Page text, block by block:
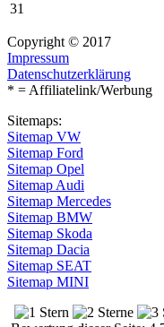
31
Copyright © 2017
Impressum
Datenschutzerklärung
* = Affiliatelink/Werbung
Sitemaps:
Sitemap VW
Sitemap Ford
Sitemap Opel
Sitemap Audi
Sitemap Mercedes
Sitemap BMW
Sitemap Skoda
Sitemap Dacia
Sitemap SEAT
Sitemap MINI